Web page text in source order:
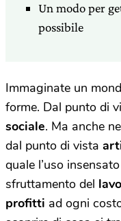
Un modo per
possibile
Immaginate un
forme. Dal punto di
sociale. Ma anche
dal punto di vista
quale l’uso
sfruttamento del
profitti ad ogni